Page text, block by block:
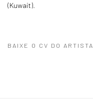
(Kuwait).
BAIXE O CV DO ARTISTA